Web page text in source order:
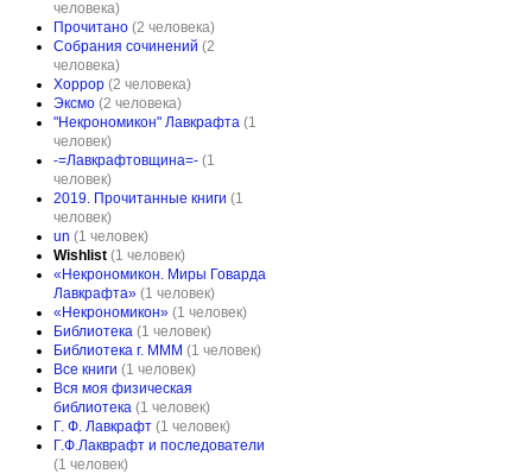
человека)
Прочитано (2 человека)
Собрания сочинений (2
человека)
Хоррор (2 человека)
Эксмо (2 человека)
"Некрономикон" Лавкрафта (1
человек)
-=Лавкрафтовщина=- (1
человек)
2019. Прочитанные книги (1
человек)
un (1 человек)
Wishlist (1 человек)
«Некрономикон. Миры Говарда
Лавкрафта» (1 человек)
«Некрономикон» (1 человек)
Библиотека (1 человек)
Библиотека г. МММ (1 человек)
Все книги (1 человек)
Вся моя физическая
библиотека (1 человек)
Г. Ф. Лавкрафт (1 человек)
Г.Ф.Лакврафт и последователи
(1 человек)